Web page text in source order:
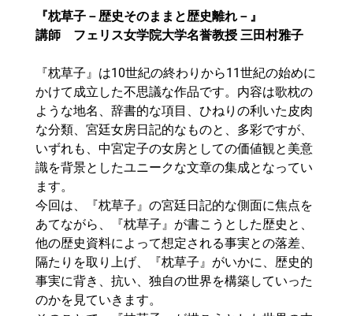
『枕草子－歴史そのままと歴史離れ－』
講師 フェリス女学院大学名誉教授 三田村雅子
『枕草子』は10世紀の終わりから11世紀の始めに
かけて成立した不思議な作品です。内容は歌枕の
ような地名、辞書的な項目、ひねりの利いた皮肉
な分類、宮廷女房日記的なものと、多彩ですが、
いずれも、中宮定子の女房としての価値観と美意
識を背景としたユニークな文章の集成となってい
ます。
今回は、『枕草子』の宮廷日記的な側面に焦点を
あてながら、『枕草子』が書こうとした歴史と、
他の歴史資料によって想定される事実との落差、
隔たりを取り上げ、『枕草子』がいかに、歴史的
事実に背き、抗い、独自の世界を構築していった
のかを見ていきます。